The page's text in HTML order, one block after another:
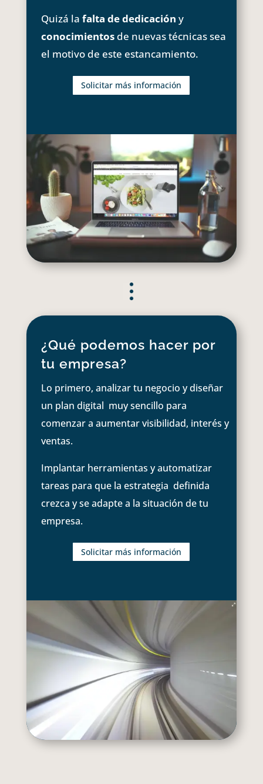
Quizá la falta de dedicación y
conocimientosde nuevas técnicas sea
el motivo de este estancamiento.
Solicitar más información
¿Qué podemos hacer por
tu empresa?
Lo primero, analizar tu negocio y diseñar
un plan digital muy sencillo para
comenzar a aumentar visibilidad, interés y
ventas.
Implantar herramientas y automatizar
tareas para que la estrategia definida
crezca y se adapte a la situación de tu
empresa.
Solicitar más información